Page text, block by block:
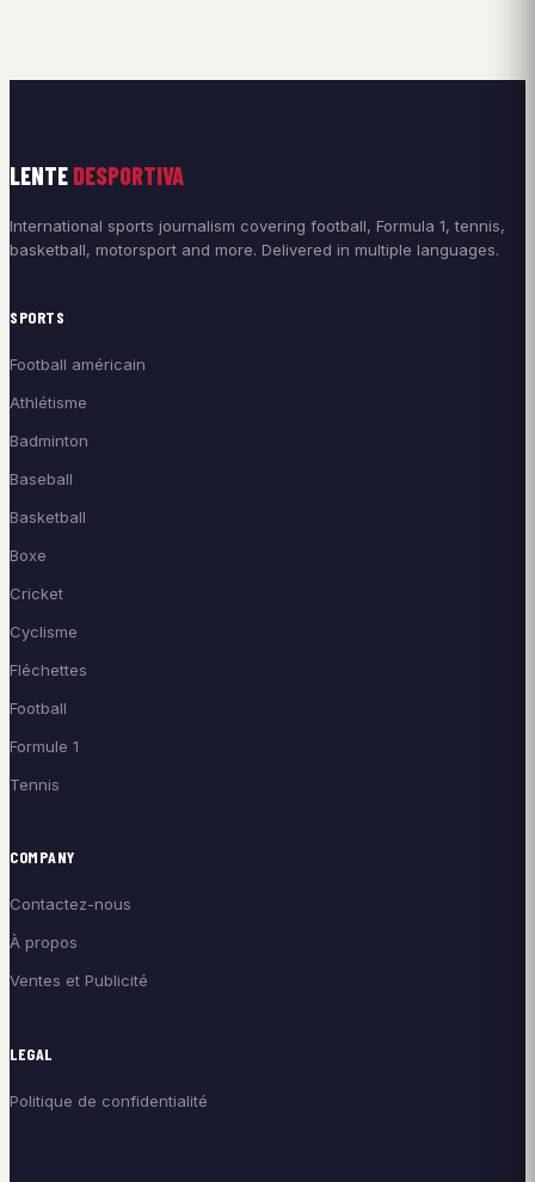
LENTE DESPORTIVA
International sports journalism covering football, Formula 1, tennis,
basketball, motorsport and more. Delivered in multiple languages.
SPORTS
Football américain
Athlétisme
Badminton
Baseball
Basketball
Boxe
Cricket
Cyclisme
Fléchettes
Football
Formule 1
Tennis
COMPANY
Contactez-nous
À propos
Ventes et Publicité
LEGAL
Politique de confidentialité